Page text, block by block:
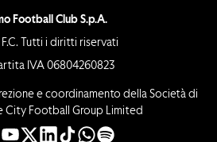
Football Club S.p.A.
F.C. Tutti i diritti riservati
IVA 06804260823
e coordinamento della Società di
City Football Group Limited